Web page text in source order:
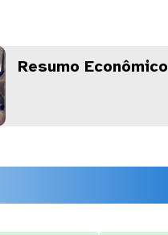
Resumo Econômico